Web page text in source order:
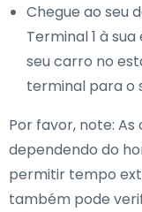
Chegue ao seu
Terminal 1 à
seu carro no
terminal para o
Por favor, note:
dependendo do
permitir tempo
também pode